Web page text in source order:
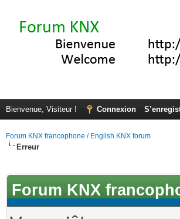
Bienvenue, Visiteur ! Connexion
Forum KNX francophone / English KNX forum
Erreur
Forum KNX